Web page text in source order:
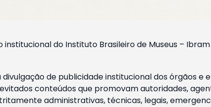
do Instituto Brasileiro de Museus –
de publicidade institucional dos órgãos e
conteúdos que promovam autoridades,
administrativas, técnicas, legais,